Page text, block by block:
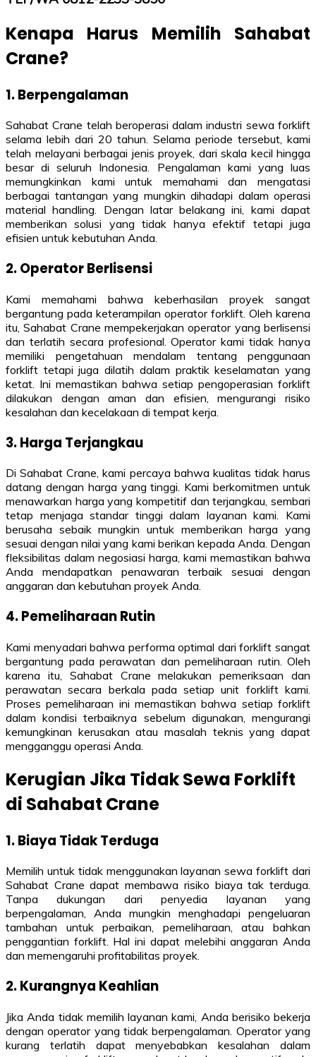
Kenapa Harus Memilih Sahabat
Crane?
1. Berpengalaman
Sahabat Crane telah beroperasi dalam industri sewa forklift
selama lebih dari 20 tahun. Selama periode tersebut, kami
telah melayani berbagai jenis proyek, dari skala kecil hingga
besar di seluruh Indonesia. Pengalaman kami yang luas
memungkinkan kami untuk memahami dan mengatasi
berbagai tantangan yang mungkin dihadapi dalam operasi
material handling. Dengan latar belakang ini, kami dapat
memberikan solusi yang tidak hanya efektif tetapi juga
efisien untuk kebutuhan Anda.
2. Operator Berlisensi
Kami memahami bahwa keberhasilan proyek sangat
bergantung pada keterampilan operator forklift. Oleh karena
itu, Sahabat Crane mempekerjakan operator yang berlisensi
dan terlatih secara profesional. Operator kami tidak hanya
memiliki pengetahuan mendalam tentang penggunaan
forklift tetapi juga dilatih dalam praktik keselamatan yang
ketat. Ini memastikan bahwa setiap pengoperasian forklift
dilakukan dengan aman dan efisien, mengurangi risiko
kesalahan dan kecelakaan di tempat kerja.
3. Harga Terjangkau
Di Sahabat Crane, kami percaya bahwa kualitas tidak harus
datang dengan harga yang tinggi. Kami berkomitmen untuk
menawarkan harga yang kompetitif dan terjangkau, sembari
tetap menjaga standar tinggi dalam layanan kami. Kami
berusaha sebaik mungkin untuk memberikan harga yang
sesuai dengan nilai yang kami berikan kepada Anda. Dengan
fleksibilitas dalam negosiasi harga, kami memastikan bahwa
Anda mendapatkan penawaran terbaik sesuai dengan
anggaran dan kebutuhan proyek Anda.
4. Pemeliharaan Rutin
Kami menyadari bahwa performa optimal dari forklift sangat
bergantung pada perawatan dan pemeliharaan rutin. Oleh
karena itu, Sahabat Crane melakukan pemeriksaan dan
perawatan secara berkala pada setiap unit forklift kami.
Proses pemeliharaan ini memastikan bahwa setiap forklift
dalam kondisi terbaiknya sebelum digunakan, mengurangi
kemungkinan kerusakan atau masalah teknis yang dapat
mengganggu operasi Anda.
Kerugian Jika Tidak Sewa Forklift
di Sahabat Crane
1. Biaya Tidak Terduga
Memilih untuk tidak menggunakan layanan sewa forklift dari
Sahabat Crane dapat membawa risiko biaya tak terduga.
Tanpa dukungan dari penyedia layanan yang
berpengalaman, Anda mungkin menghadapi pengeluaran
tambahan untuk perbaikan, pemeliharaan, atau bahkan
penggantian forklift. Hal ini dapat melebihi anggaran Anda
dan memengaruhi profitabilitas proyek.
2. Kurangnya Keahlian
Jika Anda tidak memilih layanan kami, Anda berisiko bekerja
dengan operator yang tidak berpengalaman. Operator yang
kurang terlatih dapat menyebabkan kesalahan dalam